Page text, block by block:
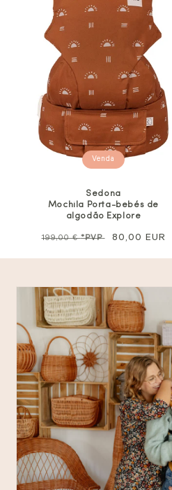
Venda
Sedona
Mochila Porta-bebés de
algodão Explore
Preço
199,00 €*PVP
Preço
80,00 EUR